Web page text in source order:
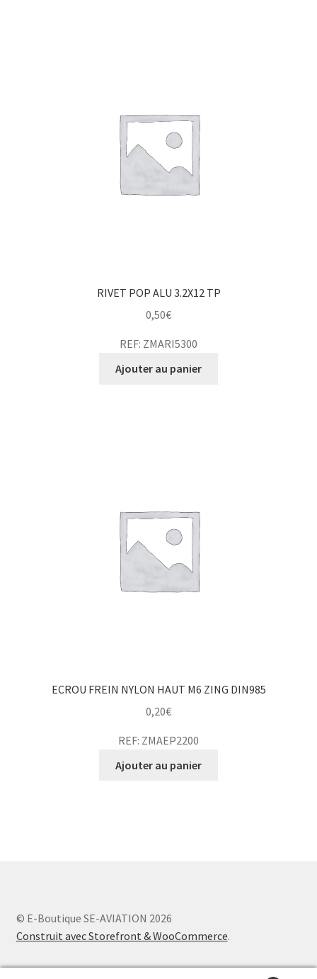
RIVET POP ALU 3.2X12 TP
0,50€
REF: ZMARI5300
Ajouter au panier
ECROU FREIN NYLON HAUT M6 ZING DIN985
0,20€
REF: ZMAEP2200
Ajouter au panier
© E-Boutique SE-AVIATION 2026
Construit avec Storefront & WooCommerce.